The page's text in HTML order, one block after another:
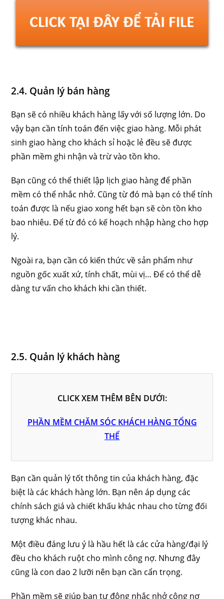
2.4. Quản lý bán hàng
Bạn sẽ có nhiều khách hàng lấy với số lượng lớn. Do
vậy bạn cần tính toán đến việc giao hàng. Mỗi phát
sinh giao hàng cho khách sỉ hoặc lẻ đều sẽ được
phần mềm ghi nhận và trừ vào tồn kho.
Bạn cũng có thể thiết lập lịch giao hàng để phần
mềm có thể nhắc nhở. Cũng từ đó mà bạn có thể tính
toán được là nếu giao xong hết bạn sẽ còn tồn kho
bao nhiêu. Để từ đó có kế hoạch nhập hàng cho hợp
lý.
Ngoài ra, bạn cần có kiến thức về sản phẩm như
nguồn gốc xuất xứ, tính chất, mùi vị… Để có thể dễ
dàng tư vấn cho khách khi cần thiết.
2.5. Quản lý khách hàng
CLICK XEM THÊM BÊN DƯỚI:
PHẦN MỀM CHĂM SÓC KHÁCH HÀNG TỔNG
THỂ
Bạn cần quản lý tốt thông tin của khách hàng, đặc
biệt là các khách hàng lớn. Bạn nên áp dụng các
chính sách giá và chiết khấu khác nhau cho từng đối
tượng khác nhau.
Một điều đáng lưu ý là hầu hết là các cửa hàng/đại lý
đều cho khách ruột cho mình công nợ. Nhưng đây
cũng là con dao 2 lưỡi nên bạn cần cẩn trọng.
Phần mềm sẽ giúp bạn tự động nhắc nhở công nợ